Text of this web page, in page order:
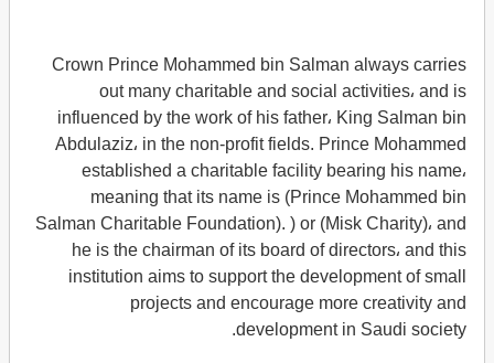
Crown Prince Mohammed bin Salman always carries
out many charitable and social activities، and is
influenced by the work of his father، King Salman bin
Abdulaziz، in the non-profit fields. Prince Mohammed
established a charitable facility bearing his name،
meaning that its name is (Prince Mohammed bin
Salman Charitable Foundation). ) or (Misk Charity)، and
he is the chairman of its board of directors، and this
institution aims to support the development of small
projects and encourage more creativity and
development in Saudi society.